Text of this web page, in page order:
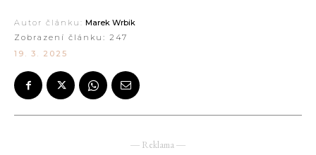
Autor článku: Marek Wrbik
Zobrazení článku: 247
19. 3. 2025
― Reklama ―